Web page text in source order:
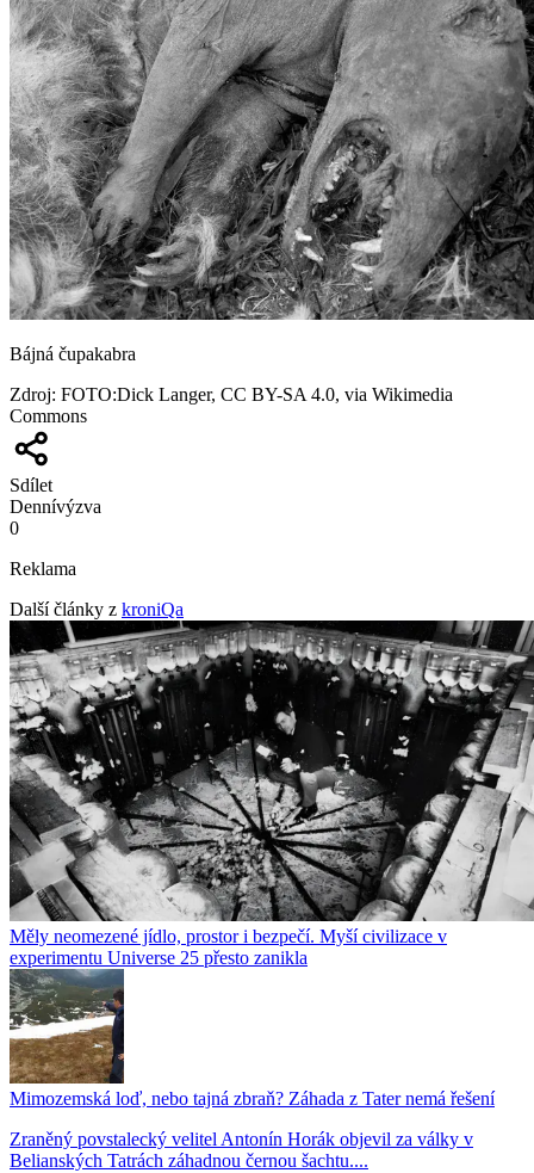
Bájná čupakabra
Zdroj: FOTO:Dick Langer, CC BY-SA 4.0, via Wikimedia
Commons
Sdílet
Dennívýzva
0
Reklama
Další články z kroniQa
Měly neomezené jídlo, prostor i bezpečí. Myší civilizace v
experimentu Universe 25 přesto zanikla
Mimozemská loď, nebo tajná zbraň? Záhada z Tater nemá řešení
Zraněný povstalecký velitel Antonín Horák objevil za války v
Belianských Tatrách záhadnou černou šachtu....